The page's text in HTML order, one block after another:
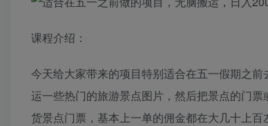
课程介绍：
今天给大家带来的项目特别适合在五一假期之
运一些热门的旅游景点图片，然后把景点的门
货景点门票，基本上一单的佣金都在大几十上